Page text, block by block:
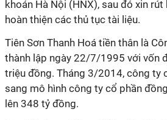
khoán Hà Nội (HNX), sau đó xin
hoàn thiện các thủ tục tài liệu.
Tiên Sơn Thanh Hoá tiền thân là
thành lập ngày 22/7/1995 với vốn
triệu đồng. Tháng 3/2014, công ty
sang mô hình công ty cổ phần
lên 348 tỷ đồng.